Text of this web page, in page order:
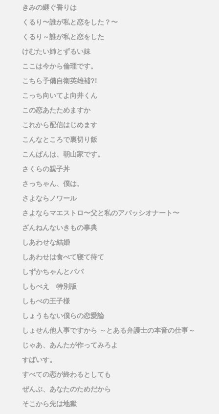
きみの継ぐ香りは
くるり〜誰が私と恋をした？〜
くるり～誰が私と恋をした
けむたい姉とずるい妹
ここは今から倫理です。
こちら予備自衛英雄補?!
こっち向いてよ向井くん
この恋あたためますか
これから配信はじめます
こんなところで裏切り飯
こんばんは、朝山家です。
さくらの親子丼
さっちゃん、僕は。
さよならノワール
さよならマエストロ〜父と私のアパッシオナート〜
ざんねんないきもの事典
しあわせな結婚
しあわせは食べて寝て待て
しずかちゃんとパパ
しもべえ 特別版
しもべの王子様
しょうもない僕らの恋愛論
しょせん他人事ですから ～とある弁護士の本音の仕事～
じゃあ、あんたが作ってみろよ
すぱいす。
すべての恋が終わるとしても
ぜんぶ、あなたのためだから
そこから先は地獄